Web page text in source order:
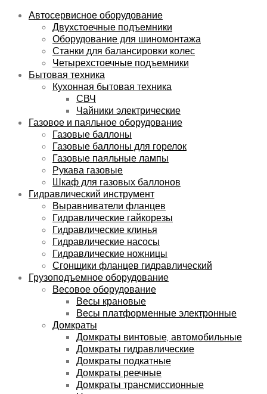
Автосервисное оборудование
Двухстоечные подъемники
Оборудование для шиномонтажа
Станки для балансировки колес
Четырехстоечные подъемники
Бытовая техника
Кухонная бытовая техника
СВЧ
Чайники электрические
Газовое и паяльное оборудование
Газовые баллоны
Газовые баллоны для горелок
Газовые паяльные лампы
Рукава газовые
Шкаф для газовых баллонов
Гидравлический инструмент
Выравниватели фланцев
Гидравлические гайкорезы
Гидравлические клинья
Гидравлические насосы
Гидравлические ножницы
Сгонщики фланцев гидравлический
Грузоподъемное оборудование
Весовое оборудование
Весы крановые
Весы платформенные электронные
Домкраты
Домкраты винтовые, автомобильные
Домкраты гидравлические
Домкраты подкатные
Домкраты реечные
Домкраты трансмиссионные